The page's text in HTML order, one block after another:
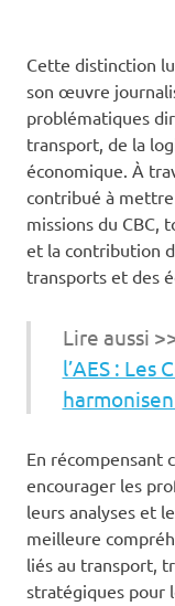
Cette distinction
son œuvre
problématiques
transport, de la
économique. À
contribué à
missions du CBC,
et la contribution
transports et des
Lire aussi
l’AES : Les
En récompensant
encourager les
leurs analyses et
meilleure
liés au transport,
stratégiques pour